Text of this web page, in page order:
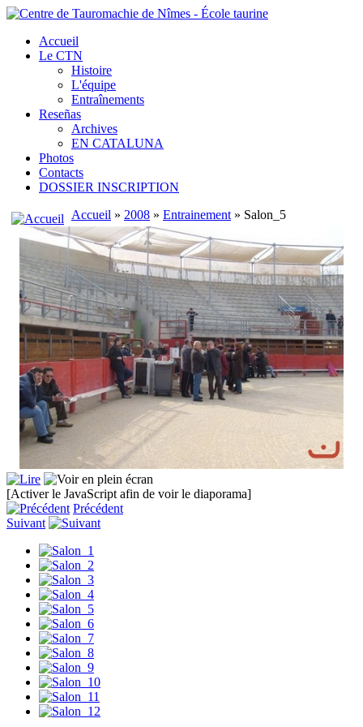
Accueil
Le CTN
Histoire
L'équipe
Entraînements
Reseñas
Archives
EN CATALUNA
Photos
Contacts
DOSSIER INSCRIPTION
Accueil » 2008 » Entrainement » Salon_5
[Activer le JavaScript afin de voir le diaporama]
Précédent
Suivant